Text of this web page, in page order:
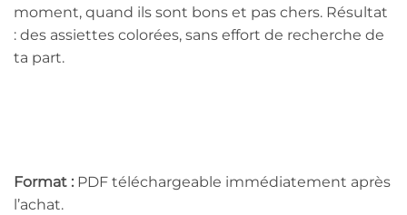
moment, quand ils sont bons et pas chers. Résultat
: des assiettes colorées, sans effort de recherche de
ta part.
Format : PDF téléchargeable immédiatement après
l’achat.